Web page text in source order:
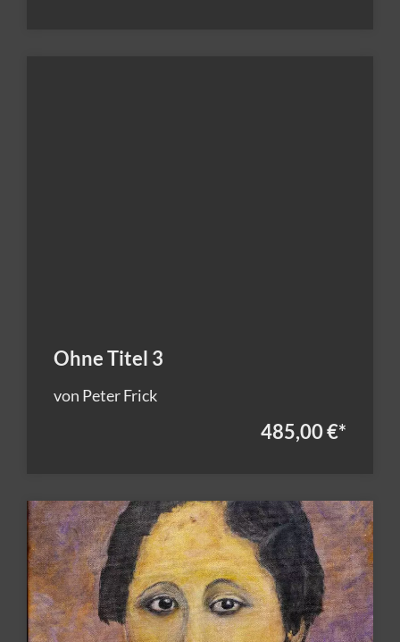
Ohne Titel 3
von Peter Frick
485,00 €*